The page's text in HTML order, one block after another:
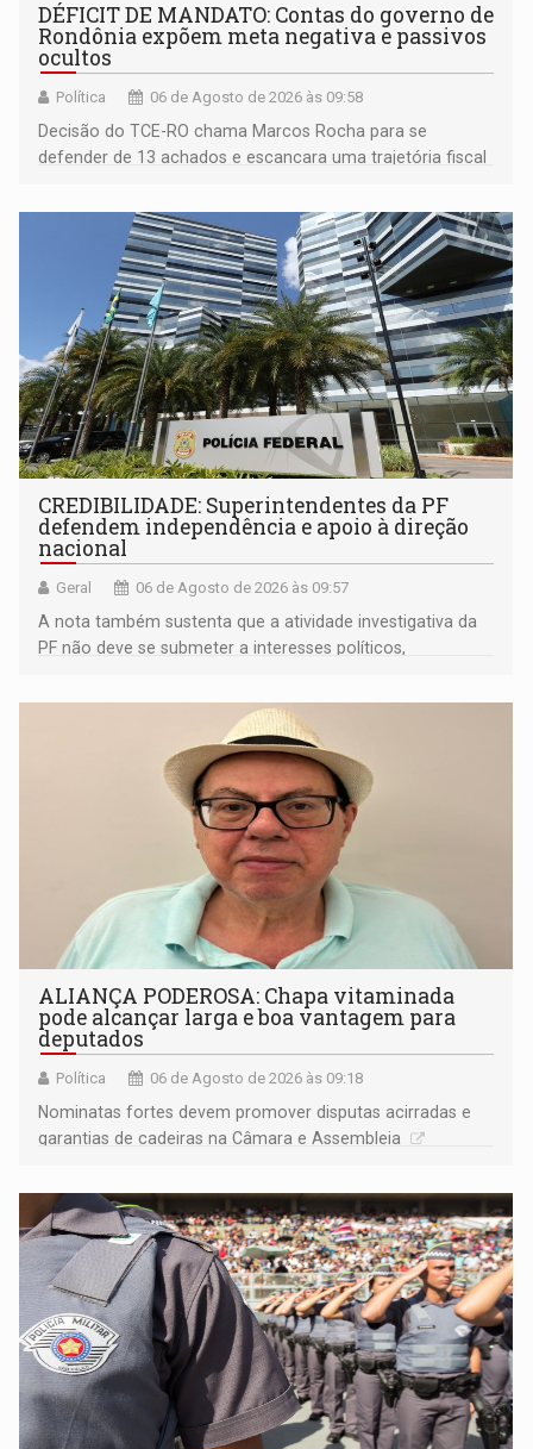
DÉFICIT DE MANDATO: Contas do governo de
Rondônia expõem meta negativa e passivos
ocultos
Política 06 de Agosto de 2026 às 09:58
Decisão do TCE-RO chama Marcos Rocha para se
defender de 13 achados e escancara uma trajetória fiscal
mandato
CREDIBILIDADE: Superintendentes da PF
defendem independência e apoio à direção
nacional
Geral 06 de Agosto de 2026 às 09:57
A nota também sustenta que a atividade investigativa da
PF não deve se submeter a interesses políticos,
ALIANÇA PODEROSA: Chapa vitaminada
pode alcançar larga e boa vantagem para
deputados
Política 06 de Agosto de 2026 às 09:18
Nominatas fortes devem promover disputas acirradas e
garantias de cadeiras na Câmara e Assembleia